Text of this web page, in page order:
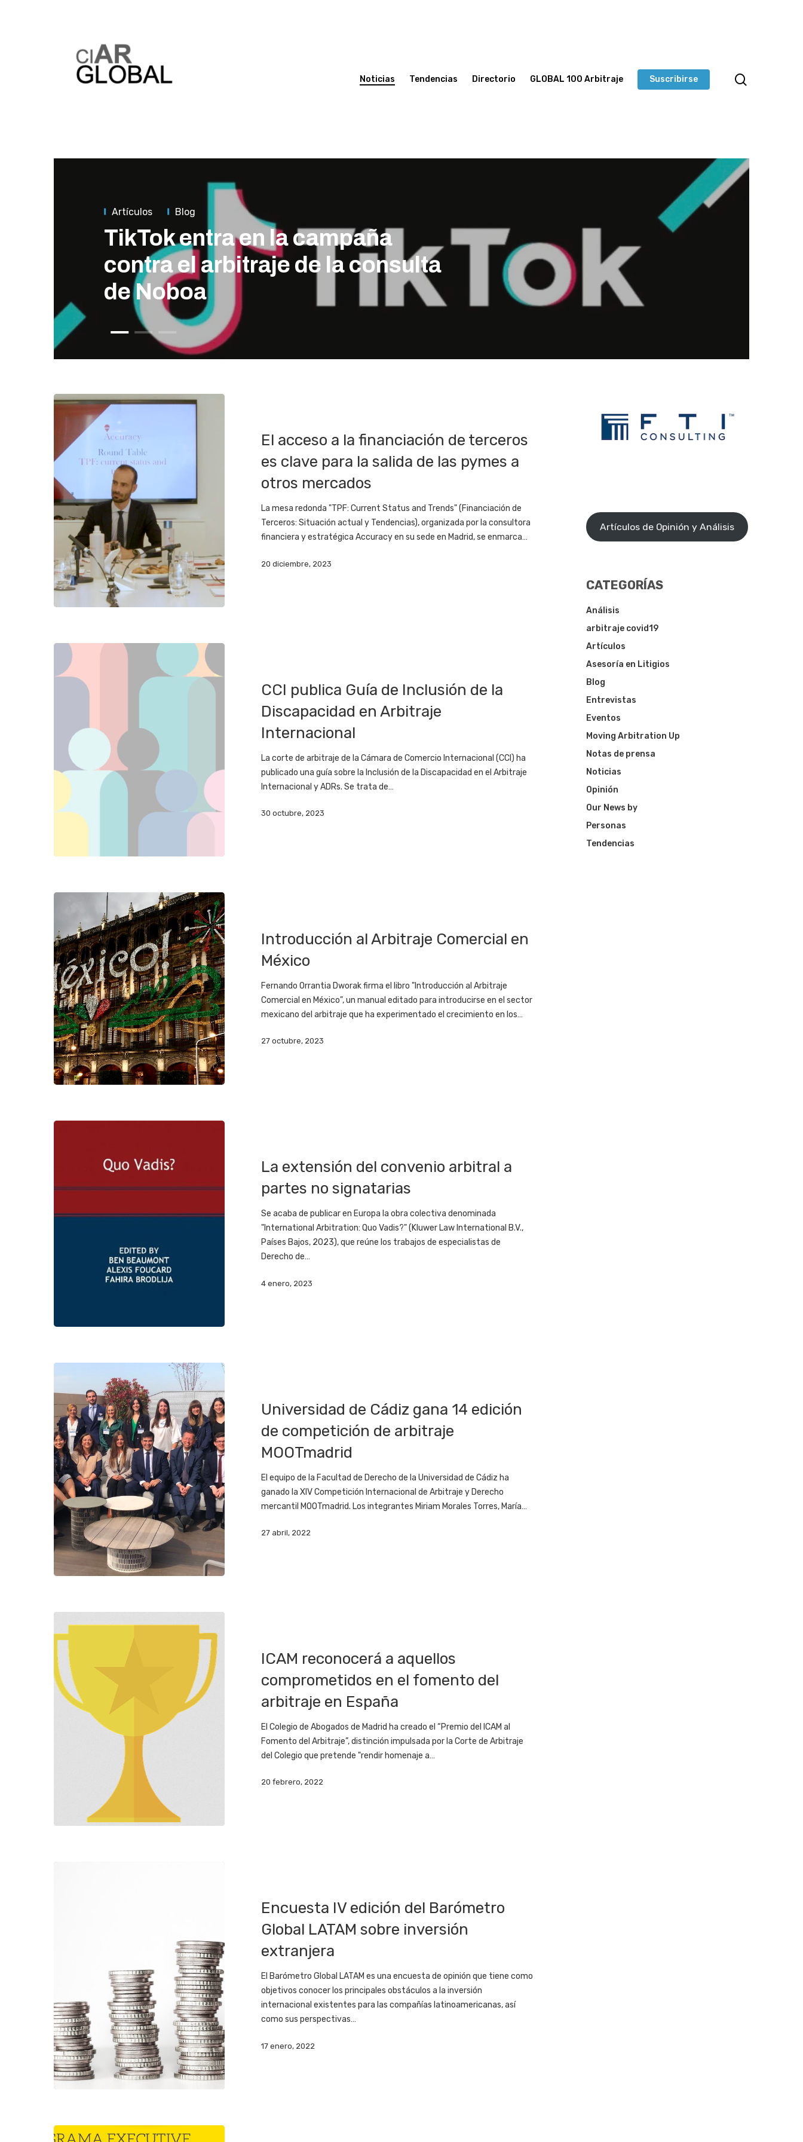
Presione enter para buscar o ESC para cerrar
Noticias Tendencias Directorio GLOBAL 100 Arbitraje Suscribirse
Artículos Blog
TikTok entra en la campaña
contra el arbitraje de la consulta
de Noboa
El acceso a la financiación de terceros
es clave para la salida de las pymes a
otros mercados
La mesa redonda "TPF: Current Status and Trends" (Financiación de
Terceros: Situación actual y Tendencias), organizada por la consultora
financiera y estratégica Accuracy en su sede en Madrid, se enmarca…
20 diciembre, 2023
CCI publica Guía de Inclusión de la
Discapacidad en Arbitraje
Internacional
La corte de arbitraje de la Cámara de Comercio Internacional (CCI) ha
publicado una guía sobre la Inclusión de la Discapacidad en el Arbitraje
Internacional y ADRs. Se trata de…
30 octubre, 2023
Introducción al Arbitraje Comercial en
México
Fernando Orrantia Dworak firma el libro "Introducción al Arbitraje
Comercial en México", un manual editado para introducirse en el sector
mexicano del arbitraje que ha experimentado el crecimiento en los…
27 octubre, 2023
La extensión del convenio arbitral a
partes no signatarias
Se acaba de publicar en Europa la obra colectiva denominada
"International Arbitration: Quo Vadis?" (Kluwer Law International B.V.,
Países Bajos, 2023), que reúne los trabajos de especialistas de
Derecho de…
4 enero, 2023
Universidad de Cádiz gana 14 edición
de competición de arbitraje
MOOTmadrid
El equipo de la Facultad de Derecho de la Universidad de Cádiz ha
ganado la XIV Competición Internacional de Arbitraje y Derecho
mercantil MOOTmadrid. Los integrantes Miriam Morales Torres, María…
27 abril, 2022
ICAM reconocerá a aquellos
comprometidos en el fomento del
arbitraje en España
El Colegio de Abogados de Madrid ha creado el “Premio del ICAM al
Fomento del Arbitraje”, distinción impulsada por la Corte de Arbitraje
del Colegio que pretende "rendir homenaje a…
20 febrero, 2022
Encuesta IV edición del Barómetro
Global LATAM sobre inversión
extranjera
El Barómetro Global LATAM es una encuesta de opinión que tiene como
objetivos conocer los principales obstáculos a la inversión
internacional existentes para las compañías latinoamericanas, así
como sus perspectivas…
17 enero, 2022
Artículos de Opinión y Análisis
CATEGORÍAS
Análisis
arbitraje covid19
Artículos
Asesoría en Litigios
Blog
Entrevistas
Eventos
Moving Arbitration Up
Notas de prensa
Noticias
Opinión
Our News by
Personas
Tendencias